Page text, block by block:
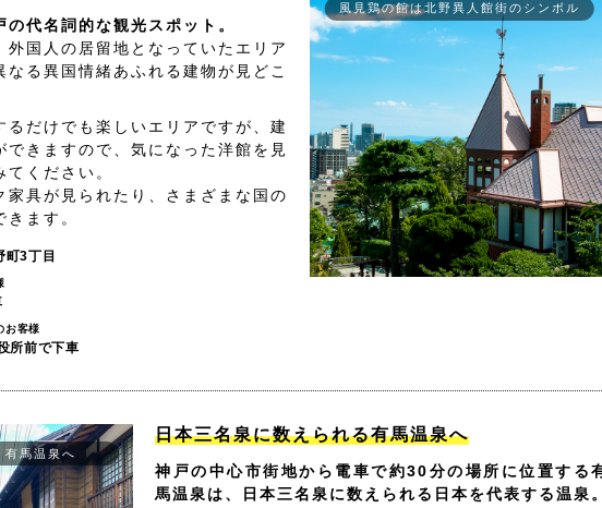
代名詞的な観光スポット。
外国人の居留地となっていたエリア
なる異国情緒あふれる建物が見どこ
るだけでも楽しいエリアですが、建
できますので、気になった洋館を見
ください。
家具が見られたり、さまざまな国の
ます。
町3丁目
お客様
所前で下車
風見鶏の館は北野異人館街のシンボル
有馬温泉へ
日本三名泉に数えられる有馬温泉へ
神戸の中心市街地から電車で約30分の場所に位置する
馬温泉は、日本三名泉に数えられる日本を代表する温泉